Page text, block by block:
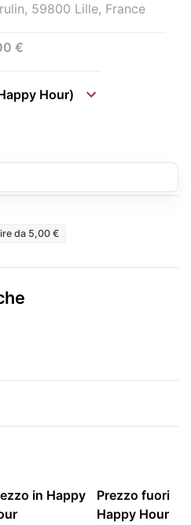
59800 Lille, France
€
Hour)
da 5,00 €
in Happy
Prezzo fuori
Happy Hour